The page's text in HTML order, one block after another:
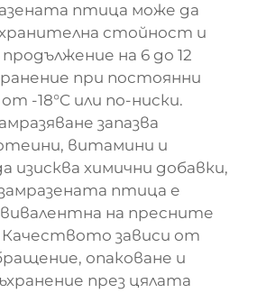
птица може да
стойност и
на 6 до 12
при постоянни
-18°C или по-ниски.
запазва
витамини и
изисква химични добавки,
птица е
на пресните
зависи от
опаковане и
през цялата